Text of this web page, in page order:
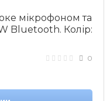
мікрофоном та
Bluetooth. Колір:
0